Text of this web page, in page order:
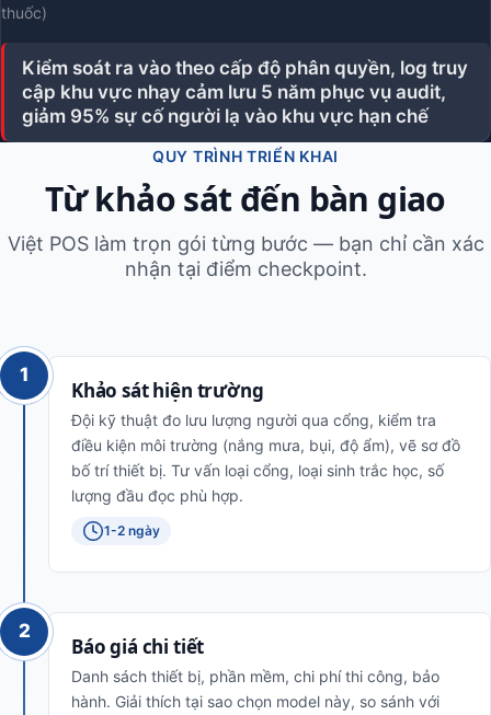
thuốc)
Kiểm soát ra vào theo cấp độ phân quyền, log truy
cập khu vực nhạy cảm lưu 5 năm phục vụ audit,
giảm 95% sự cố người lạ vào khu vực hạn chế
QUY TRÌNH TRIỂN KHAI
Từ khảo sát đến bàn giao
Việt POS làm trọn gói từng bước — bạn chỉ cần xác
nhận tại điểm checkpoint.
1
Khảo sát hiện trường
Đội kỹ thuật đo lưu lượng người qua cổng, kiểm tra
điều kiện môi trường (nắng mưa, bụi, độ ẩm), vẽ sơ đồ
bố trí thiết bị. Tư vấn loại cổng, loại sinh trắc học, số
lượng đầu đọc phù hợp.
1-2 ngày
2
Báo giá chi tiết
Danh sách thiết bị, phần mềm, chi phí thi công, bảo
hành. Giải thích tại sao chọn model này, so sánh với